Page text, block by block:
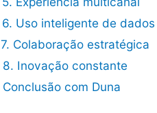
6. Uso inteligente de dados
7. Colaboração estratégica
8. Inovação constante
Conclusão com Duna